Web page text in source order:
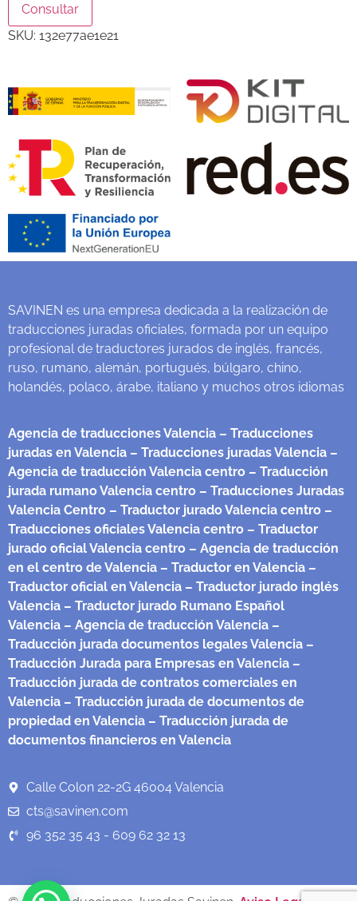
Consultar
SKU: 132e77ae1e21
SAVINEN es una empresa dedicada a la realización de
traducciones juradas oficiales, formada por un equipo
profesional de traductores jurados de inglés, francés,
ruso, rumano, alemán, portugués, búlgaro, chino,
holandés, polaco, árabe, italiano y muchos otros idiomas
Agencia de traducciones Valencia – Traducciones
juradas en Valencia – Traducciones juradas Valencia –
Agencia de traducción Valencia centro – Traducción
jurada rumano Valencia centro – Traducciones Juradas
Valencia Centro – Traductor jurado Valencia centro –
Traducciones oficiales Valencia centro – Traductor
jurado oficial Valencia centro – Agencia de traducción
en el centro de Valencia – Traductor en Valencia –
Traductor oficial en Valencia – Traductor jurado inglés
Valencia – Traductor jurado Rumano Español
Valencia – Agencia de traducción Valencia –
Traducción jurada documentos legales Valencia –
Traducción Jurada para Empresas en Valencia –
Traducción jurada de contratos comerciales en
Valencia – Traducción jurada de documentos de
propiedad en Valencia – Traducción jurada de
documentos financieros en Valencia
Calle Colon 22-2G 46004 Valencia
cts@savinen.com
96 352 35 43 - 609 62 32 13